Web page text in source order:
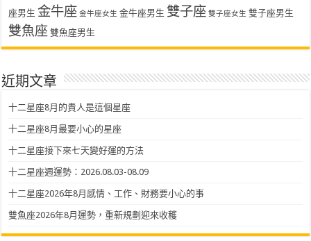
座男生 金牛座 金牛座女生 金牛座男生 雙子座 雙子座女生 雙子座男生
雙魚座 雙魚座男生
近期文章
十二星座8月的貴人是這個星座
十二星座8月最要小心的星座
十二星座接下來七天變好運的方法
十二星座週運勢：2026.08.03-08.09
十二星座2026年8月感情、工作、財務要小心的事
雙魚座2026年8月運勢，重新規劃迎來收穫